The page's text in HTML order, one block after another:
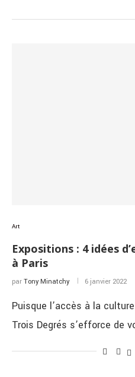
Art
Expositions : 4 idées
à Paris
par Tony Minatchy 6 janvier 2022
Puisque l’accès à la
Trois Degrés s’efforce de